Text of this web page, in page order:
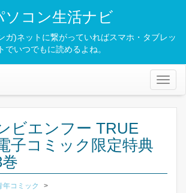
ソコン生活ナビ
ガ)ネットに繋がっていればスマホ・タブレッ
トでいつでもに読めるよね。
ビエンフー TRUE
子コミック限定特典
年コミック
>